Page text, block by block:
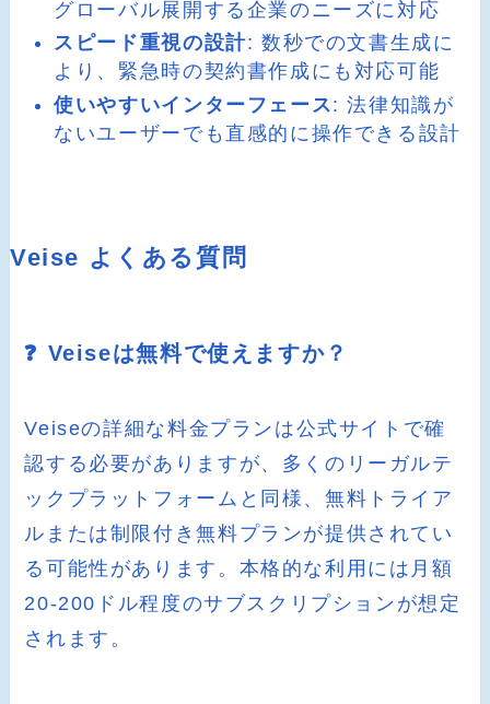
グローバル展開する企業のニーズに対応
スピード重視の設計: 数秒での文書生成に
より、緊急時の契約書作成にも対応可能
使いやすいインターフェース: 法律知識が
ないユーザーでも直感的に操作できる設計
Veise よくある質問
❓ Veiseは無料で使えますか？
Veiseの詳細な料金プランは公式サイトで確
認する必要がありますが、多くのリーガルテ
ックプラットフォームと同様、無料トライア
ルまたは制限付き無料プランが提供されてい
る可能性があります。本格的な利用には月額
20-200ドル程度のサブスクリプションが想定
されます。